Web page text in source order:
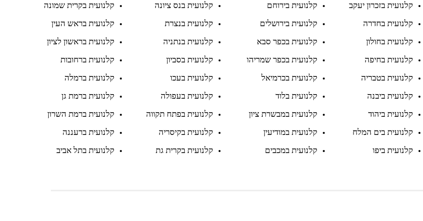
קלנועית בזכרון יעקב
קלנועית בחדרה
קלנועית בחולון
קלנועית בחיפה
קלנועית בטבריה
קלנועית ביבנה
קלנועית ביהוד
קלנועית בים המלח
קלנועית ביפו
קלנועית בירוחם
קלנועית בירושלים
קלנועית בכפר סבא
קלנועית בכפר שמריהו
קלנועית בכרמיאל
קלנועית בלוד
קלנועית במבשרת ציון
קלנועית במודיעין
קלנועית במכבים
קלנועית בנס ציונה
קלנועית בנצרת
קלנועית בנתניה
קלנועית בסביון
קלנועית בעכו
קלנועית בעפולה
קלנועית בפתח תקווה
קלנועית בקיסריה
קלנועית בקרית גת
קלנועית בקרית שמונה
קלנועית בראש העין
קלנועית בראשון לציון
קלנועית ברחובות
קלנועית ברמלה
קלנועית ברמת גן
קלנועית ברמת השרון
קלנועית ברעננה
קלנועית בתל אביב